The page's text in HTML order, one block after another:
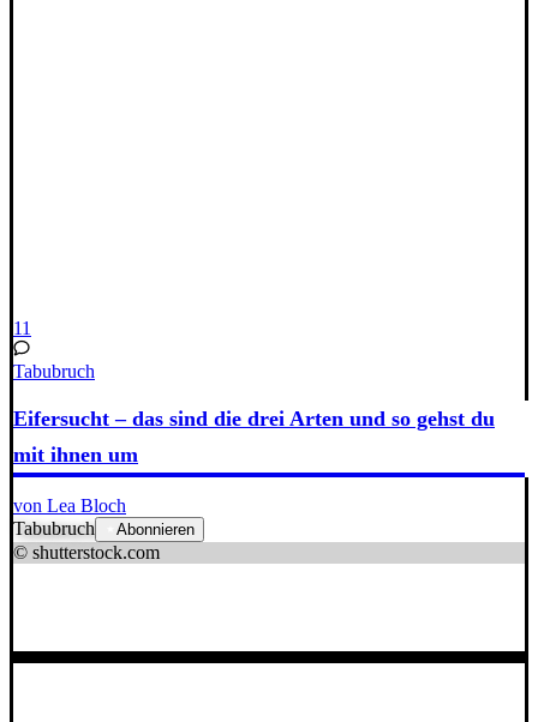
11
Tabubruch
Eifersucht – das sind die drei Arten und so gehst du
mit ihnen um
von Lea Bloch
Tabubruch
Abonnieren
© shutterstock.com